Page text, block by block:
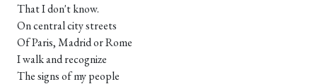
That I don't know.
On central city streets
Of Paris, Madrid or Rome
I walk and recognize
The signs of my people